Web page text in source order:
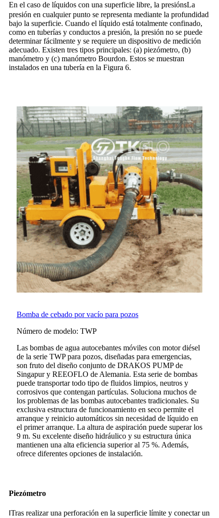
En el caso de líquidos con una superficie libre, la presiónsLa
presión en cualquier punto se representa mediante la profundidad
bajo la superficie. Cuando el líquido está totalmente confinado,
como en tuberías y conductos a presión, la presión no se puede
determinar fácilmente y se requiere un dispositivo de medición
adecuado. Existen tres tipos principales: (a) piezómetro, (b)
manómetro y (c) manómetro Bourdon. Estos se muestran
instalados en una tubería en la Figura 6.
Bomba de cebado por vacío para pozos
Número de modelo: TWP
Las bombas de agua autocebantes móviles con motor diésel
de la serie TWP para pozos, diseñadas para emergencias,
son fruto del diseño conjunto de DRAKOS PUMP de
Singapur y REEOFLO de Alemania. Esta serie de bombas
puede transportar todo tipo de fluidos limpios, neutros y
corrosivos que contengan partículas. Soluciona muchos de
los problemas de las bombas autocebantes tradicionales. Su
exclusiva estructura de funcionamiento en seco permite el
arranque y reinicio automáticos sin necesidad de líquido en
el primer arranque. La altura de aspiración puede superar los
9 m. Su excelente diseño hidráulico y su estructura única
mantienen una alta eficiencia superior al 75 %. Además,
ofrece diferentes opciones de instalación.
Piezómetro
Tras realizar una perforación en la superficie límite y conectar un